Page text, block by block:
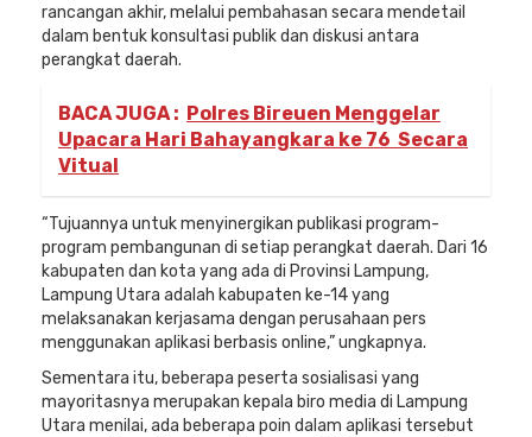
rancangan akhir, melalui pembahasan secara mendetail
dalam bentuk konsultasi publik dan diskusi antara
perangkat daerah.
BACA JUGA : Polres Bireuen Menggelar
Upacara Hari Bahayangkara ke 76 Secara
Vitual
“Tujuannya untuk menyinergikan publikasi program-
program pembangunan di setiap perangkat daerah. Dari 16
kabupaten dan kota yang ada di Provinsi Lampung,
Lampung Utara adalah kabupaten ke-14 yang
melaksanakan kerjasama dengan perusahaan pers
menggunakan aplikasi berbasis online,” ungkapnya.
Sementara itu, beberapa peserta sosialisasi yang
mayoritasnya merupakan kepala biro media di Lampung
Utara menilai, ada beberapa poin dalam aplikasi tersebut